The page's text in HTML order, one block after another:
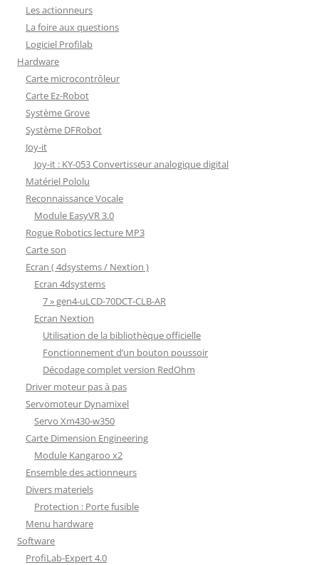
Les actionneurs
La foire aux questions
Logiciel Profilab
Hardware
Carte microcontrôleur
Carte Ez-Robot
Système Grove
Système DFRobot
Joy-it
Joy-it : KY-053 Convertisseur analogique digital
Matériel Pololu
Reconnaissance Vocale
Module EasyVR 3.0
Rogue Robotics lecture MP3
Carte son
Ecran ( 4dsystems / Nextion )
Ecran 4dsystems
7 » gen4-uLCD-70DCT-CLB-AR
Ecran Nextion
Utilisation de la bibliothèque officielle
Fonctionnement d’un bouton poussoir
Décodage complet version RedOhm
Driver moteur pas à pas
Servomoteur Dynamixel
Servo Xm430-w350
Carte Dimension Engineering
Module Kangaroo x2
Ensemble des actionneurs
Divers materiels
Protection : Porte fusible
Menu hardware
Software
ProfiLab-Expert 4.0